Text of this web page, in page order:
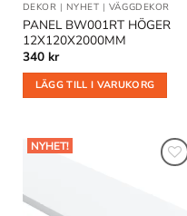
DEKOR | NYHET | VÄGGDEKOR
PANEL BW001RT HÖGER
12X120X2000MM
340 kr
LÄGG TILL I VARUKORG
NYHET!